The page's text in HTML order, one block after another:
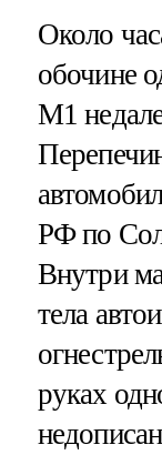
Около
обочине
М1
РФ по
Внутри
тела
руках